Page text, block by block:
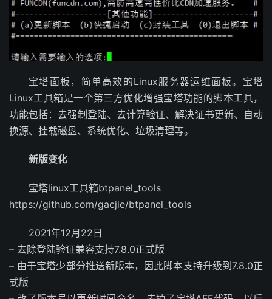
宝塔面板，简单高效的Linux服务器运维面板。宝塔
Linux工具箱是一个第三方优化增强宝塔功能的脚本工具，
功能包括：去强制登陆、去计算验证、解决证书更新、自动
换源、挂载磁盘、系统优化、垃圾清理等。
新版变化
宝塔linux工具箱btpanel_tools
https://github.com/gacjie/btpanel_tools
2021年12月22日
– 去除登陆验证兼容支持7.8.0正式版
– 由于宝塔少部分推送新版本，因此脚本支持升级到7.8.0正
式版